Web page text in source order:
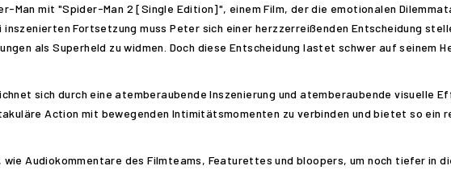
Man mit "Spider-Man 2 [Single Edition]", einem Film, der die emotionalen
inszenierten Fortsetzung muss Peter sich einer herzzerreißenden Entscheidung
als Superheld zu widmen. Doch diese Entscheidung lastet schwer auf seinem
sich durch eine atemberaubende Inszenierung und atemberaubende visuelle
Action mit bewegenden Intimitätsmomenten zu verbinden und bietet so ein
Audiokommentare des Filmteams, Featurettes und bloopers, um noch tiefer in